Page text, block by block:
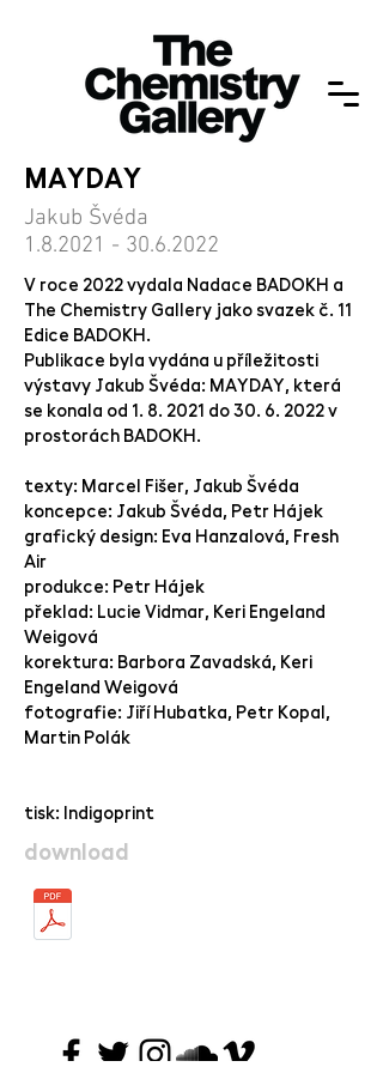
MAYDAY
Jakub Švéda
1.8.2021 - 30.6.2022
V roce 2022 vydala Nadace BADOKH a
The Chemistry Gallery jako svazek č. 11
Edice BADOKH.
Publikace byla vydána u příležitosti
výstavy Jakub Švéda: MAYDAY, která
se konala od 1. 8. 2021 do 30. 6. 2022 v
prostorách BADOKH.
texty: Marcel Fišer, Jakub Švéda
koncepce: Jakub Švéda, Petr Hájek
grafický design: Eva Hanzalová, Fresh
Air
produkce: Petr Hájek
překlad: Lucie Vidmar, Keri Engeland
Weigová
korektura: Barbora Zavadská, Keri
Engeland Weigová
fotografie: Jiří Hubatka, Petr Kopal,
Martin Polák
tisk: Indigoprint
download